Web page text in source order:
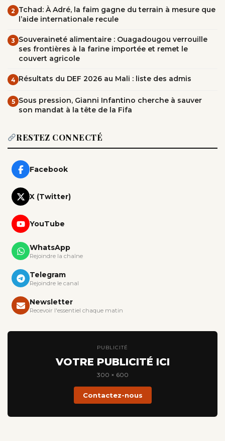
2 Tchad: À Adré, la faim gagne du terrain à mesure que
l’aide internationale recule
3 Souveraineté alimentaire : Ouagadougou verrouille
ses frontières à la farine importée et remet le
couvert agricole
4 Résultats du DEF 2026 au Mali : liste des admis
5 Sous pression, Gianni Infantino cherche à sauver
son mandat à la tête de la Fifa
RESTEZ CONNECTÉ
Facebook
X (Twitter)
YouTube
WhatsApp
Rejoindre la chaîne
Telegram
Rejoindre le canal
Newsletter
Recevoir l'essentiel chaque matin
PUBLICITÉ
VOTRE PUBLICITÉ ICI
300 × 600
Contactez-nous